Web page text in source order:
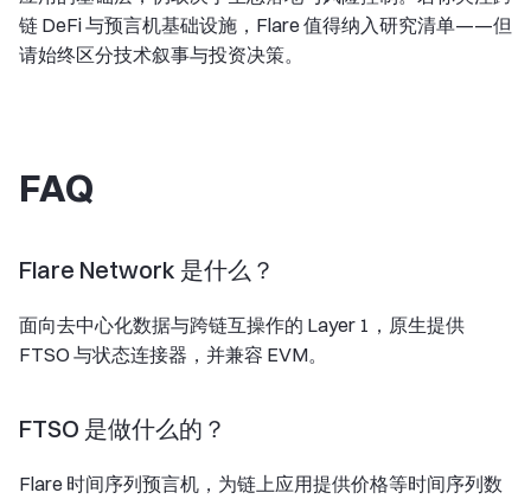
链 DeFi 与预言机基础设施，Flare 值得纳入研究清单——但
请始终区分技术叙事与投资决策。
FAQ
Flare Network 是什么？
面向去中心化数据与跨链互操作的 Layer 1，原生提供
FTSO 与状态连接器，并兼容 EVM。
FTSO 是做什么的？
Flare 时间序列预言机，为链上应用提供价格等时间序列数